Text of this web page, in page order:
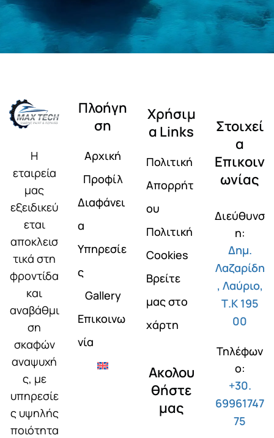
Η
εταιρεία
μας
εξειδικεύ
εται
αποκλεισ
τικά στη
φροντίδα
και
αναβάθμι
ση
σκαφών
αναψυχή
ς, με
υπηρεσίε
ς υψηλής
ποιότητα
Πλοήγη
ση
Αρχική
Προφίλ
Διαφάνει
α
Υπηρεσίε
ς
Gallery
Επικοινω
νία
Χρήσιμ
α Links
Πολιτική
Απορρήτ
ου
Πολιτική
Cookies
Βρείτε
μας στο
χάρτη
Ακολου
θήστε
μας
Στοιχεί
α
Επικοιν
ωνίας
Διεύθυνσ
η:
Δημ.
Λαζαρίδη
, Λαύριο,
Τ.Κ 195
00
Τηλέφων
ο:
+30.
69961747
75